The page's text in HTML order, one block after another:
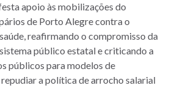
apoio às mobilizações do
de Porto Alegre contra o
reafirmando o compromisso da
público estatal e criticando a
públicos para modelos de
a política de arrocho salarial